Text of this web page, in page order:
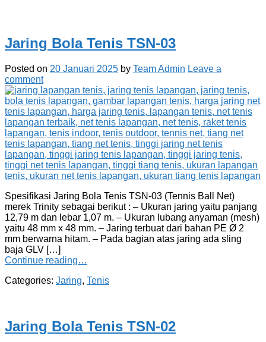
Jaring Bola Tenis TSN-03
Posted on 20 Januari 2025 by Team Admin Leave a
comment
Spesifikasi Jaring Bola Tenis TSN-03 (Tennis Ball Net)
merek Trinity sebagai berikut : – Ukuran jaring yaitu panjang
12,79 m dan lebar 1,07 m. – Ukuran lubang anyaman (mesh)
yaitu 48 mm x 48 mm. – Jaring terbuat dari bahan PE Ø 2
mm berwarna hitam. – Pada bagian atas jaring ada sling
baja GLV […]
Continue reading…
Categories: Jaring, Tenis
Jaring Bola Tenis TSN-02